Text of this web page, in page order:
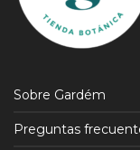
Sobre Gardém
Preguntas